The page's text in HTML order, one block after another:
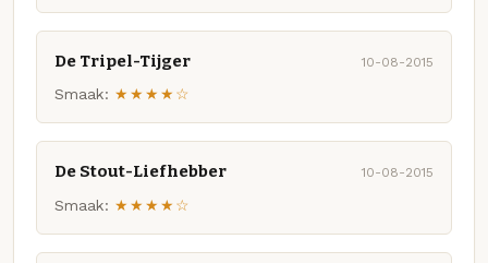
De Tripel-Tijger 10-08-2015
Smaak: ★★★★☆
De Stout-Liefhebber 10-08-2015
Smaak: ★★★★☆